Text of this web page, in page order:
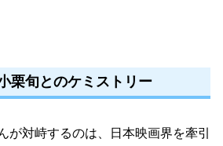
栗旬とのケミストリー
が対峙するのは、日本映画界を牽引